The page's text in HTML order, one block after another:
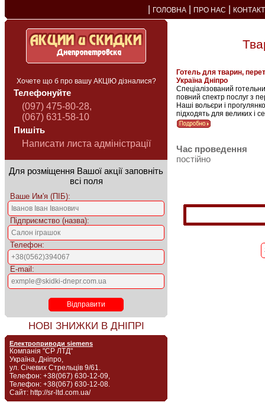
ГОЛОВНА ПРО НАС
Хочете що б про вашу АКЦІЮ дізналися?
Телефонуйте
(097) 475-80-28,
(067) 631-58-10
Пишіть
Написати листа адміністрації
Для розміщення Вашої акції заповніть
всі поля
Ваше Им'я (ПІБ):
Підприємство (назва):
Телефон:
E-mail:
НОВІ ЗНИЖКИ В ДНІПРІ
Електроприводи siemens
Компанія "СР ЛТД"
Україна, Дніпро,
ул. Січевих Стрельців 9/61.
Телефон: +38(067) 630-12-09,
Телефон: +38(067) 630-12-08.
Сайт: http://sr-ltd.com.ua/
Готель для тварин,
Україна Дніпро
Спеціалізований
повний спектр послуг з
Наші вольєри і
підходять для великих і
Час проведення
постійно